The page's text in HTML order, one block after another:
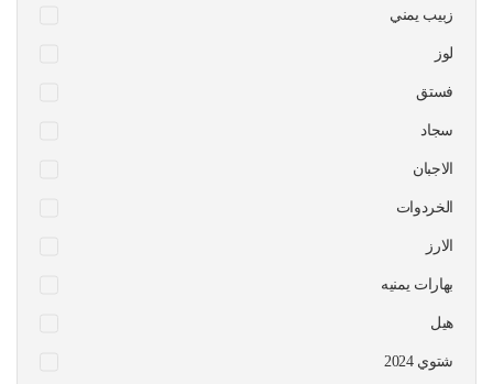
زبيب يمني
لوز
فستق
سجاد
الاجبان
الخردوات
الارز
بهارات يمنيه
هيل
شتوي 2024